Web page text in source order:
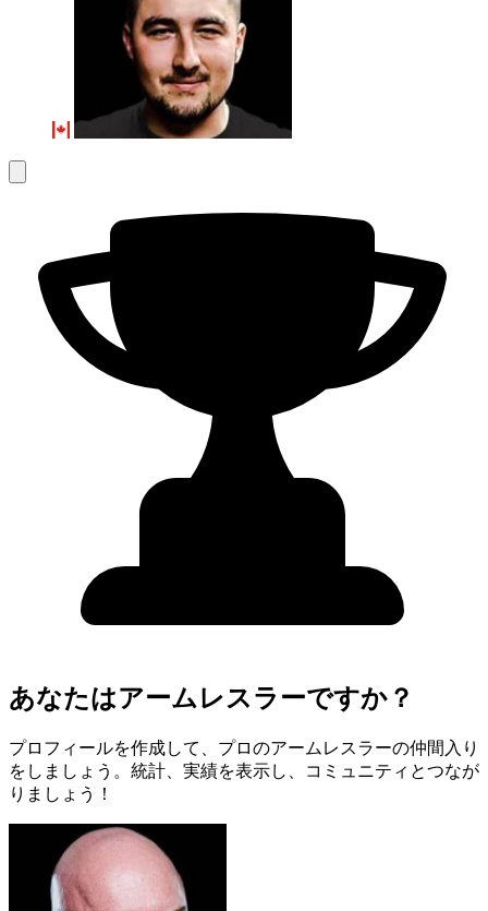
あなたはアームレスラーですか？
プロフィールを作成して、プロのアームレスラーの仲間入り
をしましょう。統計、実績を表示し、コミュニティとつなが
りましょう！